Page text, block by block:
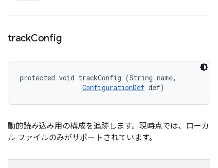
trackConfig
protected void trackConfig (String name,
ConfigurationDef def)
動的読み込み用の構成を追跡します。現時点では、ローカ
ル ファイルのみがサポートされています。